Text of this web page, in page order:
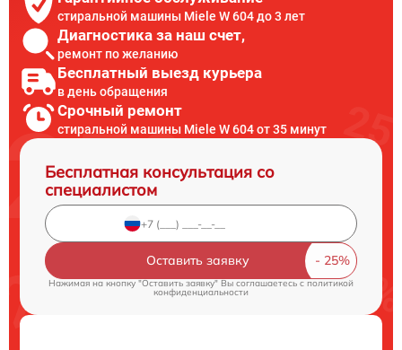
стиральной машины Miele W 604 до 3 лет
Диагностика за наш счет,
ремонт по желанию
Бесплатный выезд курьера
в день обращения
Срочный ремонт
стиральной машины Miele W 604 от 35 минут
Бесплатная консультация со
специалистом
Оставить заявку
Нажимая на кнопку "Оставить заявку" Вы соглашаетесь cполитикой
конфиденциальности